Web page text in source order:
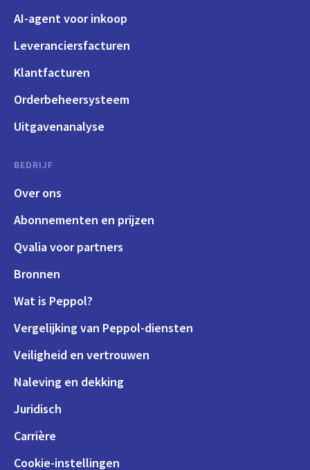
AI-agent voor inkoop
Leveranciersfacturen
Klantfacturen
Orderbeheersysteem
Uitgavenanalyse
BEDRIJF
Over ons
Abonnementen en prijzen
Qvalia voor partners
Bronnen
Wat is Peppol?
Vergelijking van Peppol-diensten
Veiligheid en vertrouwen
Naleving en dekking
Juridisch
Carrière
Cookie-instellingen